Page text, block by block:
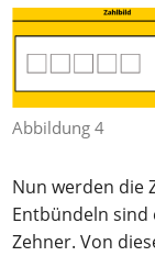
Abbildung 4
Nun werden die
Entbündeln sind
Zehner. Von